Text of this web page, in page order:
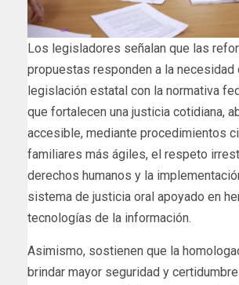
Los legisladores señalan que las
propuestas responden a la necesidad
legislación estatal con la normativa
que fortalecen una justicia cotidiana,
accesible, mediante procedimientos
familiares más ágiles, el respeto
derechos humanos y la
sistema de justicia oral apoyado en
tecnologías de la información.
Asimismo, sostienen que la
brindar mayor seguridad y